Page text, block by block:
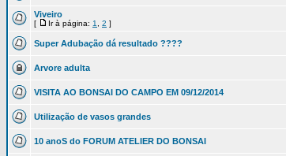
Viveiro
[ Ir à página: 1 2 ]
Super Adubação dá resultado ????
Arvore adulta
VISITA AO BONSAI DO CAMPO EM 09/12/2014
Utilização de vasos grandes
10 anoS do FORUM ATELIER DO BONSAI